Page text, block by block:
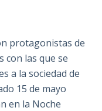
protagonistas de
con las que se
a la sociedad de
15 de mayo
en la Noche